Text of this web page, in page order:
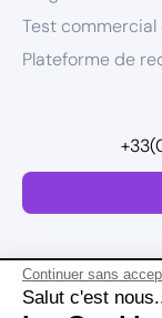
Continuer sans
Salut c'est
Test commercial
Plateforme de